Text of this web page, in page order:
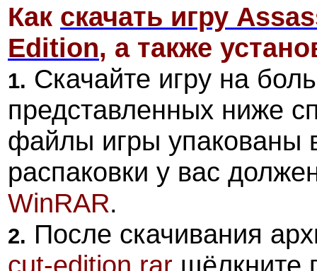
Как скачать игру
Edition, а также
1. Скачайте игру на
представленных ниже
файлы игры упакованы
распаковки у вас
WinRAR.
2. После скачивания
cut-edition.rar щёлкните